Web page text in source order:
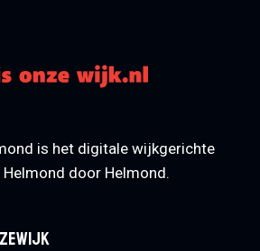
is het digitale wijkgerichte
door Helmond.